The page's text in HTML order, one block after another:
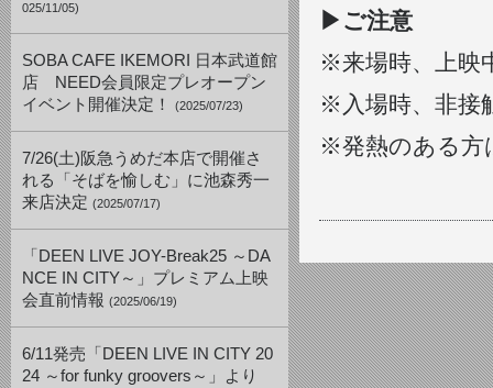
025/11/05)
SOBA CAFE IKEMORI 日本武道館
店 NEED会員限定プレオープン
イベント開催決定！
(2025/07/23)
7/26(土)阪急うめだ本店で開催さ
れる「そばを愉しむ」に池森秀一
来店決定 (2025/07/17)
「DEEN LIVE JOY-Break25 ～DA
NCE IN CITY～」プレミアム上映
会直前情報 (2025/06/19)
6/11発売「DEEN LIVE IN CITY 20
24 ～for funky groovers～」より
▶︎ご注意
※来場時、上映
※入場時、非接
※発熱のある方